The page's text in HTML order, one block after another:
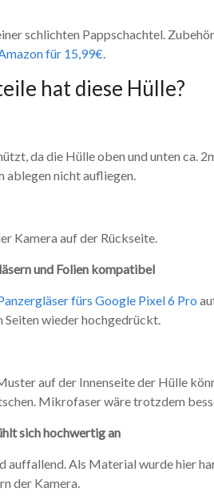
schlichten Pappschachtel.
für 15,99€.
hat diese Hülle?
da die Hülle oben und unten ca.
ablegen nicht aufliegen.
Kamera auf der Rückseite.
und Folien kompatibel
fürs Google Pixel 6 Pro
Seiten wieder hochgedrückt.
auf der Innenseite der Hülle
Mikrofaser wäre trotzdem
sich hochwertig an
auffallend. Als Material wurde hier
der Kamera.